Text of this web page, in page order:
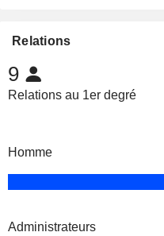
Relations
9
Relations au 1er degré
Homme
Administrateurs